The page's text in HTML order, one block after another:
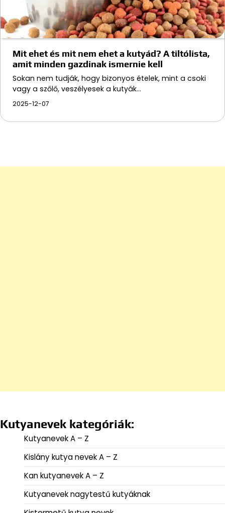
Mit ehet és mit nem ehet a kutyád? A tiltólista,
amit minden gazdinak ismernie kell
Sokan nem tudják, hogy bizonyos ételek, mint a csoki
vagy a szőlő, veszélyesek a kutyák…
2025-12-07
Kutyanevek kategóriák:
Kutyanevek A – Z
Kislány kutya nevek A – Z
Kan kutyanevek A – Z
Kutyanevek nagytestű kutyáknak